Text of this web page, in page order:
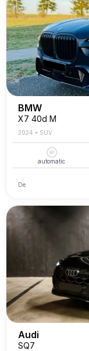
BMW
X7 40d M
2024 • SUV
automatic
De
Audi
SQ7